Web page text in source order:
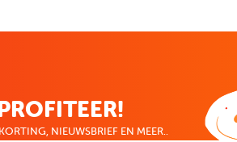
NIEUWSBRIEF EN MEER..